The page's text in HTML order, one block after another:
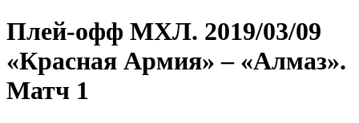
Плей-офф МХЛ. 2019/03/09
«Красная Армия» – «Алмаз».
Матч 1